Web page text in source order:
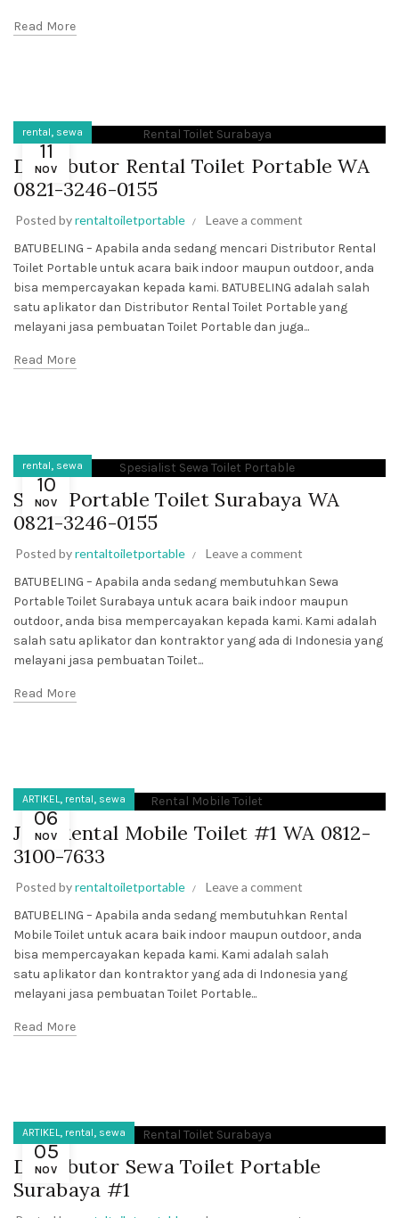
Read More
11
NOV
rental, sewa
Distributor Rental Toilet Portable WA
0821-3246-0155
Posted byrentaltoiletportable
Leave a comment
BATUBELING – Apabila anda sedang mencari Distributor Rental
Toilet Portable untuk acara baik indoor maupun outdoor, anda
bisa mempercayakan kepada kami. BATUBELING adalah salah
satu aplikator dan Distributor Rental Toilet Portable yang
melayani jasa pembuatan Toilet Portable dan juga...
Read More
10
NOV
rental, sewa
Sewa Portable Toilet Surabaya WA
0821-3246-0155
Posted byrentaltoiletportable
Leave a comment
BATUBELING – Apabila anda sedang membutuhkan Sewa
Portable Toilet Surabaya untuk acara baik indoor maupun
outdoor, anda bisa mempercayakan kepada kami. Kami adalah
salah satu aplikator dan kontraktor yang ada di Indonesia yang
melayani jasa pembuatan Toilet...
Read More
06
NOV
ARTIKEL, rental, sewa
Jasa Rental Mobile Toilet #1 WA 0812-
3100-7633
Posted byrentaltoiletportable
Leave a comment
BATUBELING – Apabila anda sedang membutuhkan Rental
Mobile Toilet untuk acara baik indoor maupun outdoor, anda
bisa mempercayakan kepada kami. Kami adalah salah
satu aplikator dan kontraktor yang ada di Indonesia yang
melayani jasa pembuatan Toilet Portable...
Read More
05
NOV
ARTIKEL, rental, sewa
Distributor Sewa Toilet Portable
Surabaya #1